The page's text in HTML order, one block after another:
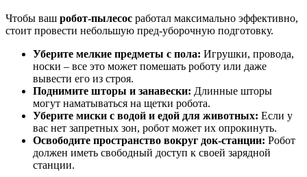
Чтобы ваш робот-пылесос работал максимально эффективно,
стоит провести небольшую пред-уборочную подготовку.
Уберите мелкие предметы с пола: Игрушки, провода,
носки – все это может помешать роботу или даже
вывести его из строя.
Поднимите шторы и занавески: Длинные шторы
могут наматываться на щетки робота.
Уберите миски с водой и едой для животных: Если у
вас нет запретных зон, робот может их опрокинуть.
Освободите пространство вокруг док-станции: Робот
должен иметь свободный доступ к своей зарядной
станции.